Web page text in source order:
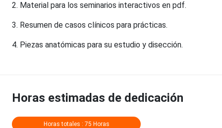
2. Material para los seminarios interactivos en pdf.
3. Resumen de casos clínicos para prácticas.
4. Piezas anatómicas para su estudio y disección.
Horas estimadas de dedicación
Horas totales : 75 Horas